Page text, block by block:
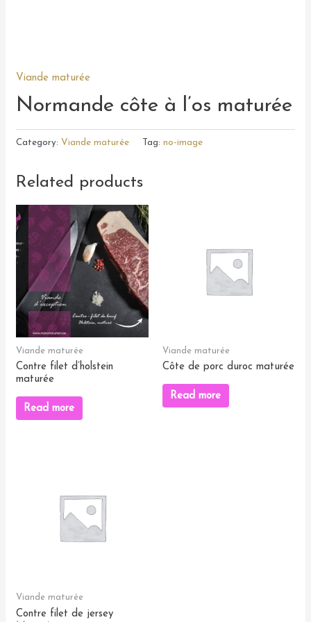
Viande maturée
Normande côte à l’os maturée
Category: Viande maturée Tag:no-image
Related products
Viande maturée
Contre filet d’holstein
maturée
Read more
Viande maturée
Côte de porc duroc maturée
Read more
Viande maturée
Contre filet de jersey